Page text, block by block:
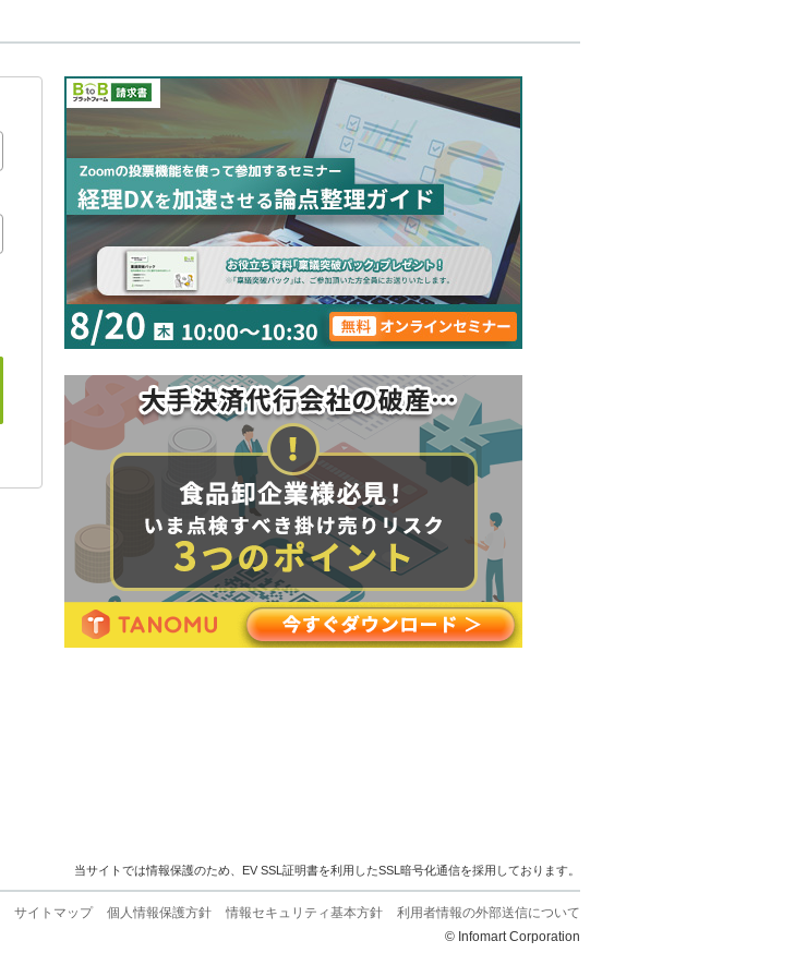
当サイトでは情報保護のため、EV SSL証明書を利用したSSL暗号化通信を採用しております。
サイトマップ 個人情報保護方針 情報セキュリティ基本方針
利用者情報の外部送信について
© Infomart Corporation